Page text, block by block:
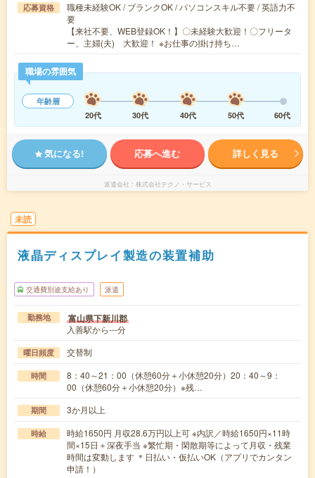
応募資格
職種未経験OK / ブランクOK / パソコンスキル不要 / 英語力不
要
【来社不要、WEB登録OK！】〇未経験大歓迎！〇フリータ
ー、主婦(夫) 大歓迎！ ※お仕事の掛け持ち…
職場の雰囲気
年齢層
20代
30代 40代 50代 60代
気になる! 応募へ進む 詳しく見る
派遣会社 株式会社テクノ・サービス
未読
液晶ディスプレイ製造の装置補助
交通費別途支給あり 派遣
勤務地 富山県下新川郡
入善駅から---分
曜日頻度 交替制
時間
8：40～21：00（休憩60分＋小休憩20分）20：40～9：
00（休憩60分＋小休憩20分）※残…
期間 3か月以上
時給
時給1650円 月収28.6万円以上可 ※内訳／時給1650円×11時
間×15日＋深夜手当 ※繁忙期・閑散期等によって月収・残業
時間は変動します ＊日払い・仮払いOK（アプリでカンタン
申請！）